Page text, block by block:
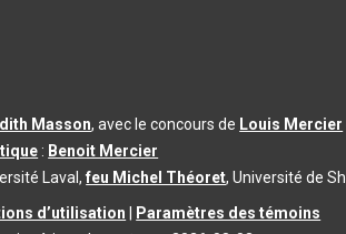
Masson, avec le concours de Louis Mercier
: Benoit Mercier
Laval,feu Michel Théoret, Université de
d’utilisation
Paramètres des témoins